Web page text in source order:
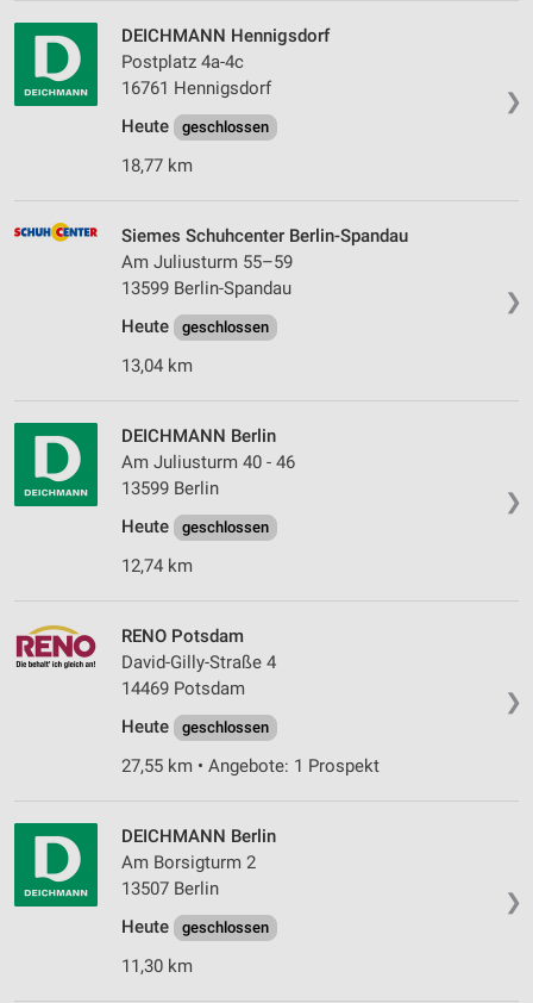
❯
DEICHMANN Hennigsdorf
Postplatz 4a-4c
16761 Hennigsdorf
Heute
geschlossen
18,77 km
❯
Siemes Schuhcenter Berlin-Spandau
Am Juliusturm 55–59
13599 Berlin-Spandau
Heute
geschlossen
13,04 km
❯
DEICHMANN Berlin
Am Juliusturm 40 - 46
13599 Berlin
Heute
geschlossen
12,74 km
❯
RENO Potsdam
David-Gilly-Straße 4
14469 Potsdam
Heute
geschlossen
27,55 km • Angebote: 1 Prospekt
❯
DEICHMANN Berlin
Am Borsigturm 2
13507 Berlin
Heute
geschlossen
11,30 km